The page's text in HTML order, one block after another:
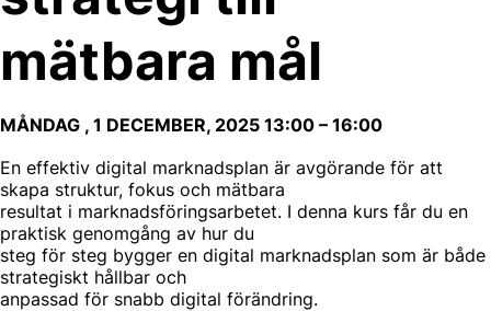
mätbara mål
MÅNDAG , 1 DECEMBER, 2025 13:00 – 16:00
En effektiv digital marknadsplan är avgörande för att
skapa struktur, fokus och mätbara
resultat i marknadsföringsarbetet. I denna kurs får du en
praktisk genomgång av hur du
steg för steg bygger en digital marknadsplan som är både
strategiskt hållbar och
anpassad för snabb digital förändring.